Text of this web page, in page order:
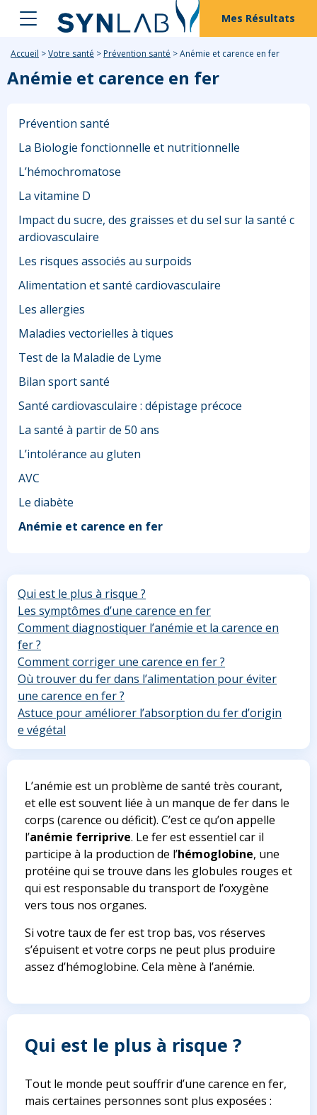
Mes Résultats
Accueil >Votre santé > Prévention santé >Anémie et carence en fer
Anémie et carence en fer
Prévention santé
La Biologie fonctionnelle et nutritionnelle
L’hémochromatose
La vitamine D
Impact du sucre, des graisses et du sel sur la santé c
ardiovasculaire
Les risques associés au surpoids
Alimentation et santé cardiovasculaire
Les allergies
Maladies vectorielles à tiques
Test de la Maladie de Lyme
Bilan sport santé
Santé cardiovasculaire : dépistage précoce
La santé à partir de 50 ans
L’intolérance au gluten
AVC
Le diabète
Anémie et carence en fer
Qui est le plus à risque ?
Les symptômes d’une carence en fer
Comment diagnostiquer l’anémie et la carence en
fer ?
Comment corriger une carence en fer ?
Où trouver du fer dans l’alimentation pour éviter
une carence en fer ?
Astuce pour améliorer l’absorption du fer d’origin
e végétal
L’anémie est un problème de santé très courant,
et elle est souvent liée à un manque de fer dans le
corps (carence ou déficit). C’est ce qu’on appelle
l’anémie ferriprive. Le fer est essentiel car il
participe à la production de l’hémoglobine, une
protéine qui se trouve dans les globules rouges et
qui est responsable du transport de l’oxygène
vers tous nos organes.
Si votre taux de fer est trop bas, vos réserves
s’épuisent et votre corps ne peut plus produire
assez d’hémoglobine. Cela mène à l’anémie.
Qui est le plus à risque ?
Tout le monde peut souffrir d’une carence en fer,
mais certaines personnes sont plus exposées :